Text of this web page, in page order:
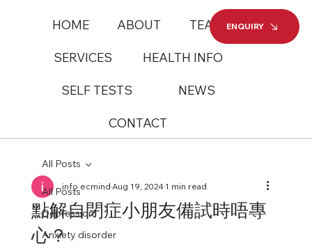
HOME ABOUT TEAM
SERVICES HEALTH INFO
SELF TESTS NEWS
CONTACT
ENQUIRY
All Posts
Depression
Anxiety disorder
All Posts
點解自閉症小朋友備試時唔專
心？
info ecmindAug 19, 20241 min read